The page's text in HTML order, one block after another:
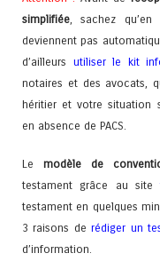
simplifiée, sachez qu’en
deviennent pas
d’ailleurs utiliser le kit
notaires et des avocats,
héritier et votre situation
en absence de PACS.
Lemodèle de
testament grâce au site
testament en quelques
3 raisons derédiger un
d’information.